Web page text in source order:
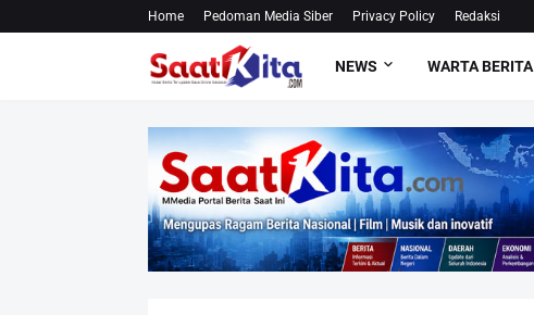
Home Pedoman Media Siber Privacy Policy Redaksi
NEWS WARTA BERITA